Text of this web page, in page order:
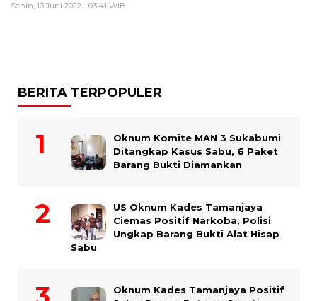
Senin, 13 Juni 2022 - 03:41 WIB
BERITA TERPOPULER
Oknum Komite MAN 3 Sukabumi
Ditangkap Kasus Sabu, 6 Paket
Barang Bukti Diamankan
US Oknum Kades Tamanjaya
Ciemas Positif Narkoba, Polisi
Ungkap Barang Bukti Alat Hisap
Sabu
Oknum Kades Tamanjaya Positif